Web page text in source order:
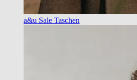
a&u Sale Taschen